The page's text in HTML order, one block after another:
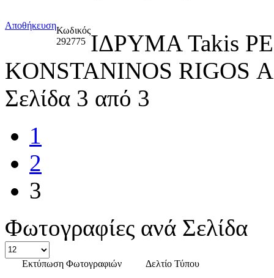
ΑποθήκευσηΚωδικός
292775 ΙΔΡΥΜΑ Takis
KONSTANINOS
Σελίδα 3 από 3
1
2
3
Φωτογραφίες ανά Σελίδα
Εκτύπωση Φωτογραφιών Δελτίο Τύπου